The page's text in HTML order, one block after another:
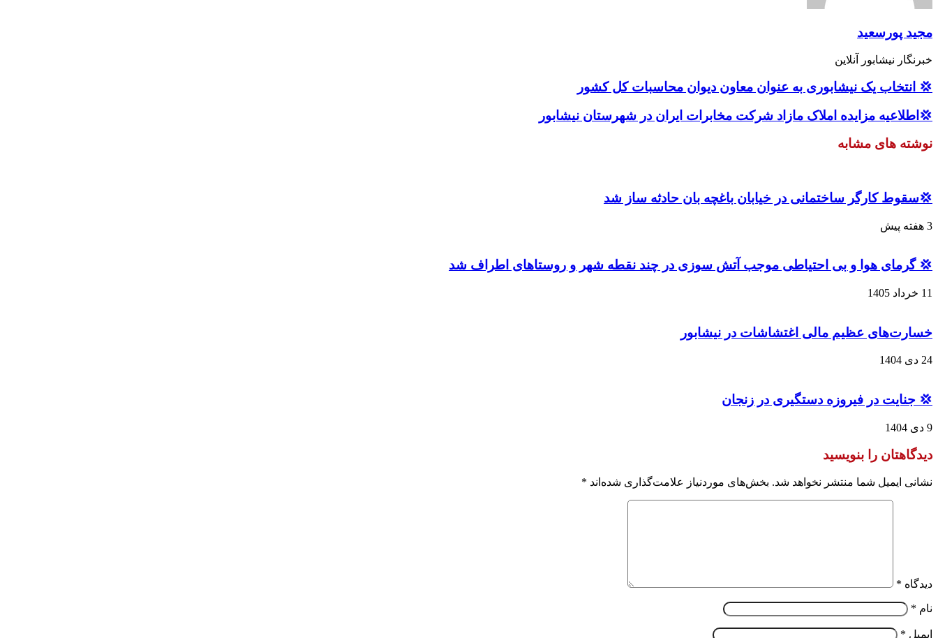
مجید پورسعید
خبرنگار نیشابور آنلاین
💢 انتخاب یک نیشابوری به عنوان معاون دیوان محاسبات کل کشور
💢اطلاعیه مزایده املاک مازاد شرکت مخابرات ایران در شهرستان نیشابور
نوشته های مشابه
💢سقوط کارگر ساختمانی در خیابان باغچه بان حادثه ساز شد
3 هفته پیش
💢 گرمای هوا و بی احتیاطی موجب آتش سوزی در چند نقطه شهر و روستاهای اطراف شد
11 خرداد 1405
خسارت‌های عظیم مالی اغتشاشات در نیشابور
24 دی 1404
💢 جنایت در فیروزه دستگیری در زنجان
9 دی 1404
دیدگاهتان را بنویسید
نشانی ایمیل شما منتشر نخواهد شد. بخش‌های موردنیاز علامت‌گذاری شده‌اند *
دیدگاه *
نام *
ایمیل *